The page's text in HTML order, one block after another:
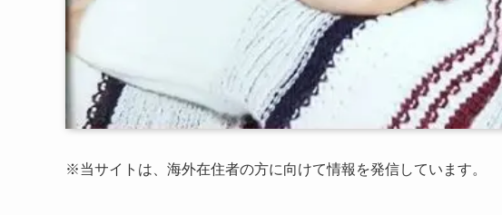
※当サイトは、海外在住者の方に向けて情報を発信しています。